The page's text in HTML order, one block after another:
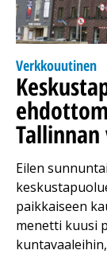
Verkkouutinen
Eilen
paikkaiseen
menetti kuusi